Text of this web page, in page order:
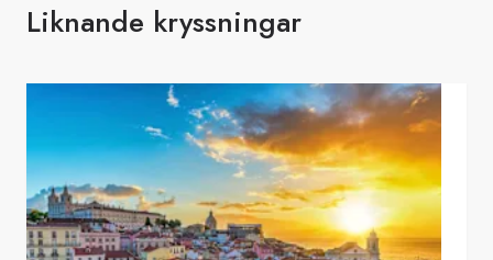
Liknande kryssningar